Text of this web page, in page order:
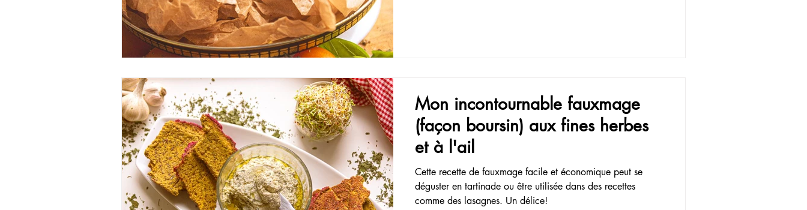
Mon incontournable fauxmage
(façon boursin) aux fines herbes
et à l'ail
Cette recette de fauxmage facile et économique peut se
déguster en tartinade ou être utilisée dans des recettes
comme des lasagnes. Un délice!